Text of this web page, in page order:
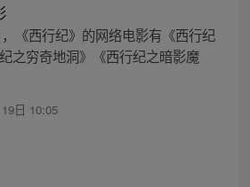
《西行纪》的网络电影有《西行纪
之穷奇地洞》《西行纪之暗影魔
日 10:05